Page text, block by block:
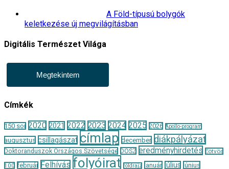
A Föld-típusú bolygók
keletkezése új megvilágításban
Digitális Természet Világa
Megtekintem
Címkék
150 sor 2020 2021 2022 2023 2024 2025 2026 Apollo-program
augusztus csillagászat címlap december diákpályázat
Doktoranduszok Országos Szövetsége DOSZ eredményhirdetés Eötvös
100 február Felhívás folyóirat földrajz január július június